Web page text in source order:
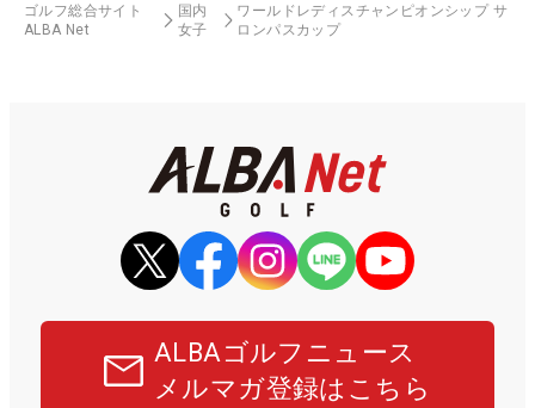
ゴルフ総合サイト
ALBA Net
国内
女子
ワールドレディスチャンピオンシップ サ
ロンパスカップ
ALBAゴルフニュース
メルマガ登録はこちら